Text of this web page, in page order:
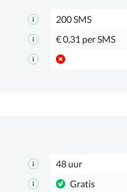
200 SMS
€ 0,31 per SMS
48 uur
Gratis